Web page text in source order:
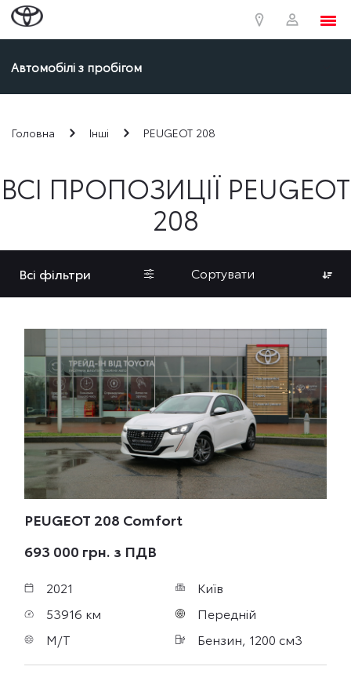
Автомобілі з пробігом
Головна Інші PEUGEOT 208
ВСІ ПРОПОЗИЦІЇ PEUGEOT
208
Всі фільтри Сортувати
PEUGEOT 208 Comfort
693 000 грн. з ПДВ
2021
Київ
53916 км
Передній
M/T
Бензин, 1200 см3